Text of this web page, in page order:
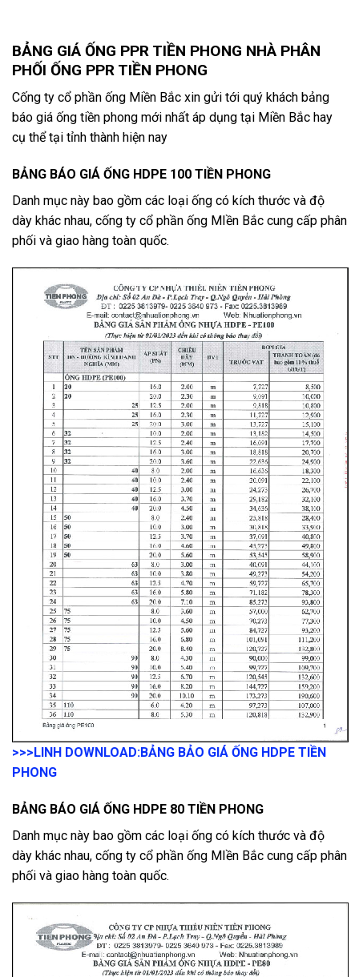
BẢNG GIÁ ỐNG PPR TIỀN PHONG NHÀ PHÂN
PHỐI ỐNG PPR TIỀN PHONG
Cống ty cổ phần ống Miền Bắc xin gửi tới quý khách bảng
báo giá ống tiền phong mới nhất áp dụng tại Miền Bắc hay
cụ thể tại tỉnh thành hiện nay
BẢNG BÁO GIÁ ỐNG HDPE 100 TIỀN PHONG
Danh mục này bao gồm các loại ống có kích thước và độ
dày khác nhau, cống ty cổ phần ống MIền Bắc cung cấp phân
phối và giao hàng toàn quốc.
>>>LINH DOWNLOAD:BẢNG BẢO GIÁ ỐNG HDPE TIỀN
PHONG
BẢNG BÁO GIÁ ỐNG HDPE 80 TIỀN PHONG
Danh mục này bao gồm các loại ống có kích thước và độ
dày khác nhau, cống ty cổ phần ống MIền Bắc cung cấp phân
phối và giao hàng toàn quốc.